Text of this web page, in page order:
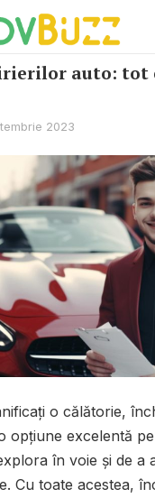
auto: tot
2023
o călătorie,
opțiune excelentă
în voie și de a
Cu toate acestea,